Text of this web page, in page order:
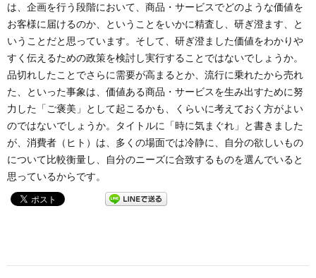
は、企画を行う段階において、商品・サービスでどのような価値を
お客様に届けるのか、ということをいかに精査し、研ぎ澄ます、と
いうことだと思っています。そして、研ぎ澄ました価値をわかりや
すく伝えるための政策を検討し実行することではないでしょうか。
品切れしたことでさらに需要が高まるとか、流行に乗れたから売れ
た、といった事象は、価値ある商品・サービスを生み出すために努
力した「ご褒美」として起こるかも、くらいに考えておく方がよい
のではないでしょうか。タイトルに「時に気まぐれ」と書きました
が、消費者（ヒト）は、多くの場面では冷静に、自分の欲しいもの
について比較衡量し、自分のニーズに合致するものを選んでいると
思っているからです。